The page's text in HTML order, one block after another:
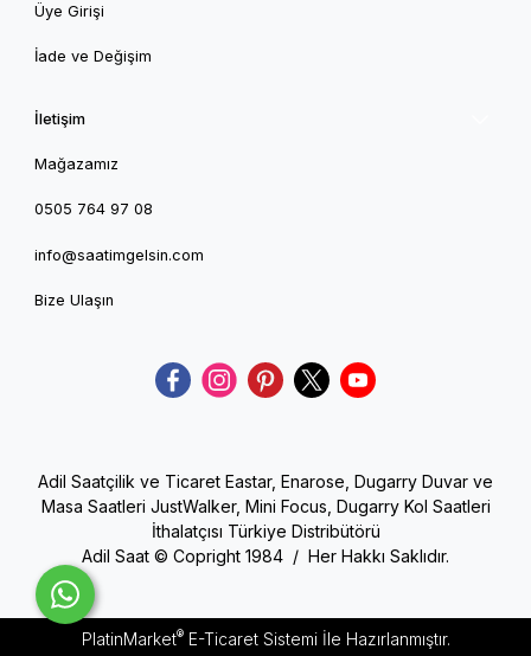
Üye Girişi
İade ve Değişim
İletişim
Mağazamız
0505 764 97 08
info@saatimgelsin.com
Bize Ulaşın
Adil Saatçilik ve Ticaret Eastar, Enarose, Dugarry Duvar ve
Masa Saatleri JustWalker, Mini Focus, Dugarry Kol Saatleri
İthalatçısı Türkiye Distribütörü
Adil Saat © Copright 1984 / Her Hakkı Saklıdır.
PlatinMarket®E-Ticaret Sistemiİle Hazırlanmıştır.